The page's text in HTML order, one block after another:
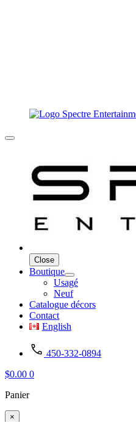
Close
Boutique
Usagé
Neuf
Catalogue décors
Contact
English
450-332-0894
$0.00 0
Panier
×